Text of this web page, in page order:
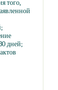
того,
дней;